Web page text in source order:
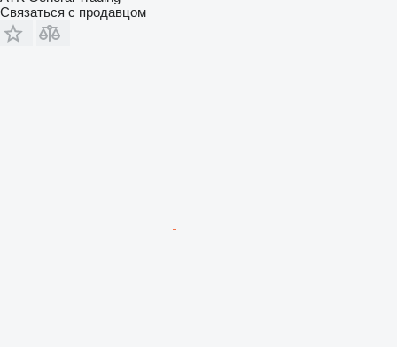
Связаться с продавцом